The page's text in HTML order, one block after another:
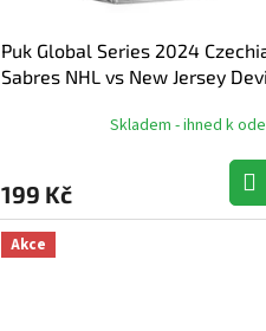
Puk Global Series 2024
Sabres NHL vs New Jersey
Skladem - ihned k
199 Kč
Akce